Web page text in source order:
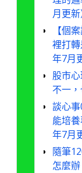
月更新
【個
裡打
年7月
股市
不一
談心
能培
年7月
隨筆
怎麼辦